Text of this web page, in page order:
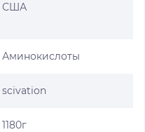
США
Аминокислоты
scivation
1180г